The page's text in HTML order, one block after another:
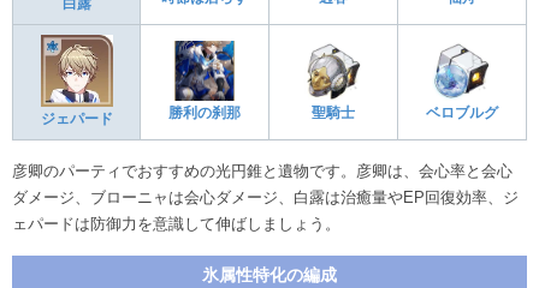
白露
ジェパード 勝利の刹那 聖騎士 ベロブルグ
彦卿のパーティでおすすめの光円錐と遺物です。彦卿は、会心率と会心
ダメージ、ブローニャは会心ダメージ、白露は治癒量やEP回復効率、ジ
ェパードは防御力を意識して伸ばしましょう。
氷属性特化の編成